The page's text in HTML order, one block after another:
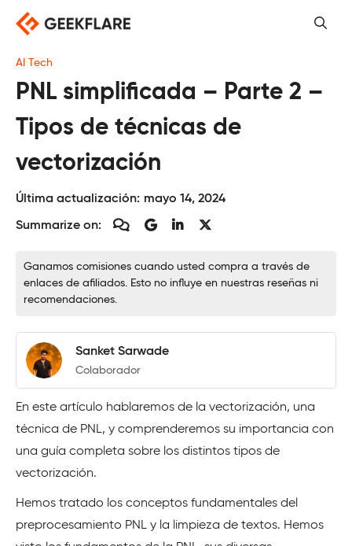
Saltar
contenido
AI Tech
PNL simplificada – Parte 2 –
Tipos de técnicas de
vectorización
Última actualización: mayo 14, 2024
Summarize on:
Ganamos comisiones cuando usted compra a través de
enlaces de afiliados. Esto no influye en nuestras reseñas ni
recomendaciones.
Sanket Sarwade
Colaborador
En este artículo hablaremos de la vectorización, una
técnica de PNL, y comprenderemos su importancia con
una guía completa sobre los distintos tipos de
vectorización.
Hemos tratado los conceptos fundamentales del
preprocesamiento PNL y la limpieza de textos. Hemos